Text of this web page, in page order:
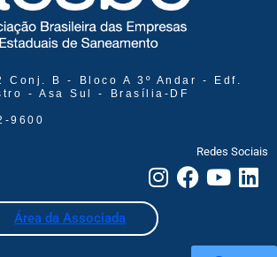
Conj. B - Bloco A 3º Andar - Edf.
- Asa Sul - Brasília-DF
9600
Redes Sociais
Área da Associada